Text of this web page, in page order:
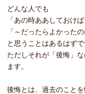
どんな人でも
「あの時ああしておけば
「～だったらよかった
と思うことはあるはずで
ただしそれが「後悔」
ます。
後悔とは、過去のこと